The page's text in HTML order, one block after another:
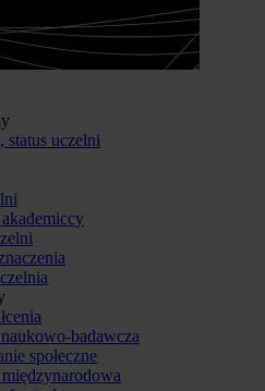
status uczelni
badawcza
społeczne
międzynarodowa